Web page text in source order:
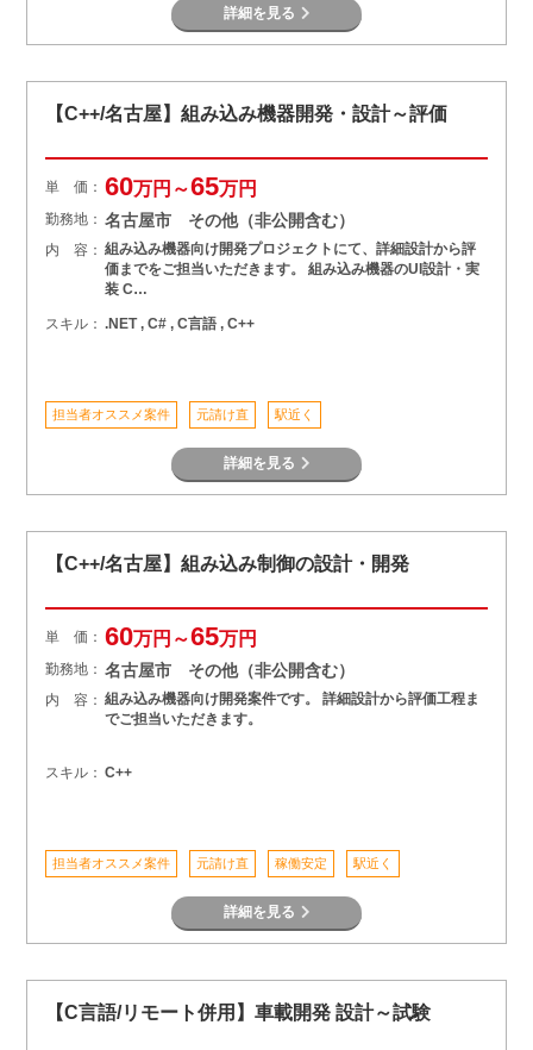
詳細を見る
【C++/名古屋】組み込み機器開発・設計～評価
単 価： 60万円～65万円
勤務地： 名古屋市 その他（非公開含む）
内 容： 組み込み機器向け開発プロジェクトにて、詳細設計から評
価までをご担当いただきます。 組み込み機器のUI設計・実
装 C…
スキル： .NET , C# , C言語 , C++
担当者オススメ案件 元請け直 駅近く
詳細を見る
【C++/名古屋】組み込み制御の設計・開発
単 価： 60万円～65万円
勤務地： 名古屋市 その他（非公開含む）
内 容： 組み込み機器向け開発案件です。 詳細設計から評価工程ま
でご担当いただきます。
スキル： C++
担当者オススメ案件 元請け直 稼働安定 駅近く
詳細を見る
【C言語/リモート併用】車載開発 設計～試験